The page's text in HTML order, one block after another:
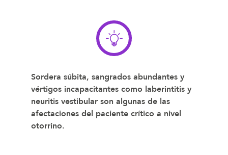
Sordera súbita, sangrados abundantes y
vértigos incapacitantes como laberintitis y
neuritis vestibular son algunas de las
afectaciones del paciente crítico a nivel
otorrino.